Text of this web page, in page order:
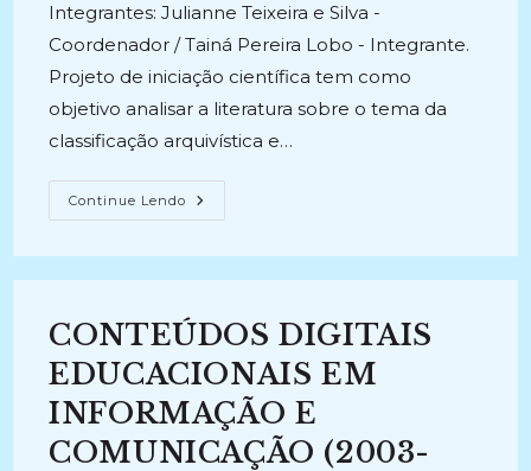
Integrantes: Julianne Teixeira e Silva -
Coordenador / Tainá Pereira Lobo - Integrante.
Projeto de iniciação científica tem como
objetivo analisar a literatura sobre o tema da
classificação arquivística e…
Continue Lendo CLASSIFICAÇÃO
DE
SUAS
TEÓRICO
METODOLÓGICAS
ORIENTADA
AOS
DOCUMENTOS
DIGITAIS
(2023-
Atual)
CONTEÚDOS DIGITAIS
EDUCACIONAIS EM
INFORMAÇÃO E
COMUNICAÇÃO (2003-